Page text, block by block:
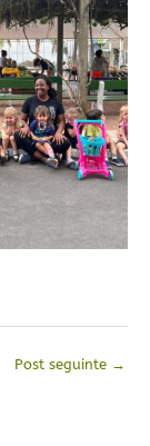
Post seguinte →